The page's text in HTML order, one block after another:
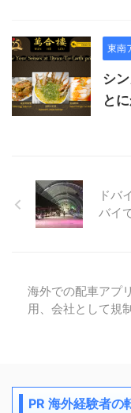
東南
シ
と
ドバ
バイ
海外での配車アプ
用、会社として規
PR 海外経験者の